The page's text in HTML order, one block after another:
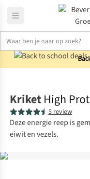
Kriket High
5 review
Deze energie reep is
eiwit en vezels.